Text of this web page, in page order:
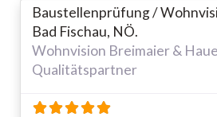
Baustellenprüfung /
Bad Fischau, NÖ.
Wohnvision Breimaier &
Qualitätspartner